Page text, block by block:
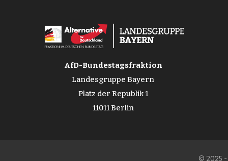
AfD-Bundestagsfraktion
Landesgruppe Bayern
Platz der Republik 1
11011 Berlin
© 2025